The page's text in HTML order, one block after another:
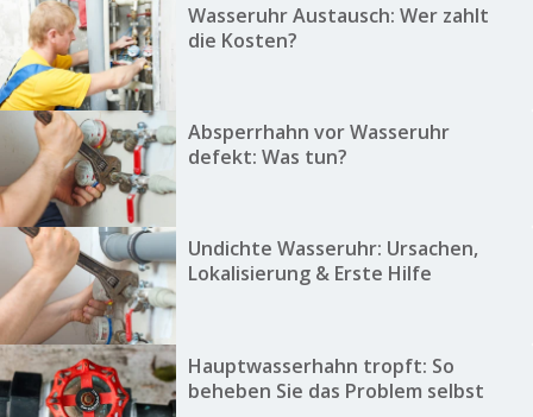
Wasseruhr Austausch: Wer zahlt
die Kosten?
Absperrhahn vor Wasseruhr
defekt: Was tun?
Undichte Wasseruhr: Ursachen,
Lokalisierung & Erste Hilfe
Hauptwasserhahn tropft: So
beheben Sie das Problem selbst